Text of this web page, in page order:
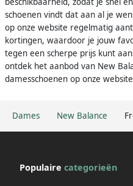
Dames New Balance
schoenen vindt dat aan al je
op onze website regelmatig
kortingen, waardoor je jouw
tegen een scherpe prijs kunt
ontdek het aanbod van New
damesschoenen op onze
Populaire categorieën